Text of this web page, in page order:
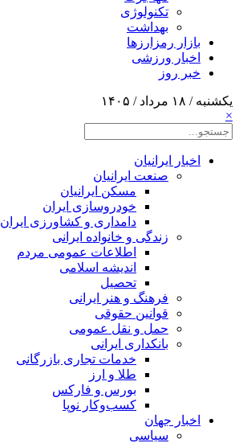
تکنولوژی
بهداشت
بازار رمزارزها
اخبار ورزشی
خبر روز
یکشنبه / ۱۸ مرداد / ۱۴۰۵
×
اخبار ایرانیان
صنعت ایرانیان
مسکن ایرانیان
خودروسازی ایران
دامداری و کشاورزی ایران
زندگی و خانواده ایرانی
اطلاعات عمومی مردم
اندیشه اسلامی
تحصیل
فرهنگ و هنر ایرانی
قوانین حقوقی
حمل و نقل عمومی
بانکداری ایرانی
خدمات تجاری بازرگانی
طلا و ارز
بورس و فارکس
کسب‌وکار نوپا
اخبار جهان
سیاسی